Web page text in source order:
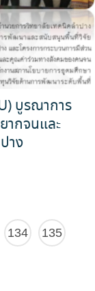
บูรณาการ
ากจนและ
าง
134 135